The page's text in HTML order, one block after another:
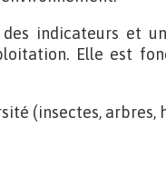
indicateurs et
Elle est
(insectes, arbres,